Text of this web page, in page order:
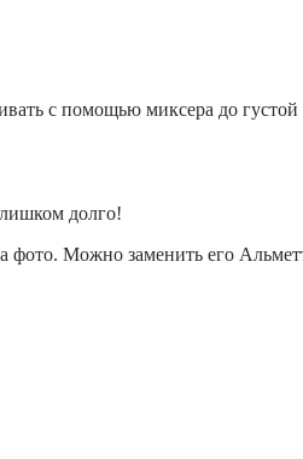
с помощью миксера до густой
долго!
Можно заменить его